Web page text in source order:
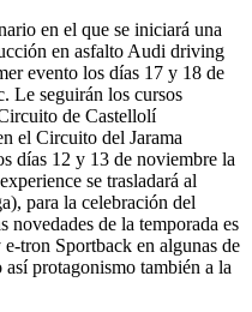
en el que se iniciará una
en asfalto Audi driving
evento los días 17 y 18 de
Le seguirán los cursos
de Castellolí
el Circuito del Jarama
días 12 y 13 de noviembre la
se trasladará al
para la celebración del
novedades de la temporada es
tron Sportback en algunas de
protagonismo también a la